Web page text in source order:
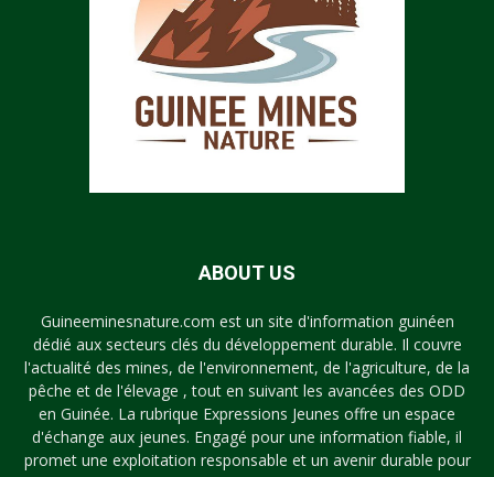
ABOUT US
Guineeminesnature.com est un site d'information guinéen
dédié aux secteurs clés du développement durable. Il couvre
l'actualité des mines, de l'environnement, de l'agriculture, de la
pêche et de l'élevage , tout en suivant les avancées des ODD
en Guinée. La rubrique Expressions Jeunes offre un espace
d'échange aux jeunes. Engagé pour une information fiable, il
promet une exploitation responsable et un avenir durable pour